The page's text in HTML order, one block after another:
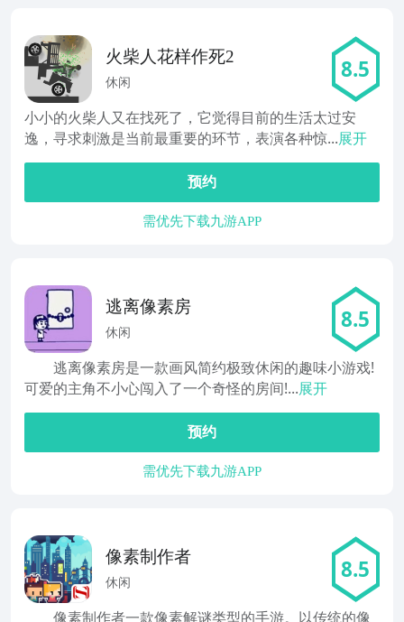
火柴人花样作死2
休闲 8.5
小小的火柴人又在找死了，它觉得目前的生活太过安
逸，寻求刺激是当前最重要的环节，表演各种惊...展开
预约
需优先下载九游APP
逃离像素房
休闲 8.5
逃离像素房是一款画风简约极致休闲的趣味小游戏!
可爱的主角不小心闯入了一个奇怪的房间!...展开
预约
需优先下载九游APP
像素制作者
休闲 8.5
像素制作者一款像素解谜类型的手游。以传统的像